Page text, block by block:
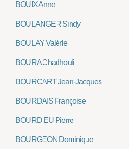
BOUIX Anne
BOULANGER Sindy
BOULAY Valérie
BOURA Chadhouli
BOURCART Jean-Jacques
BOURDAIS Françoise
BOURDIEU Pierre
BOURGEON Dominique